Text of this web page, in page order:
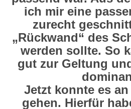
ich mir eine
zurecht
„Rückwand“ des
werden sollte. So
gut zur Geltung
Jetzt konnte es
gehen. Hierfür